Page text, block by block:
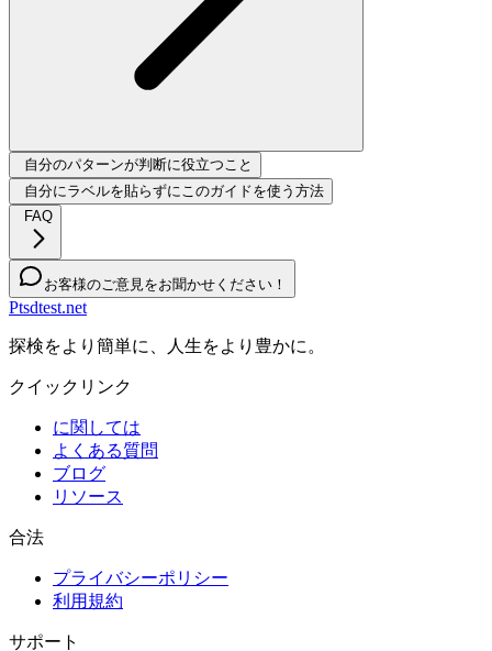
自分のパターンが判断に役立つこと
自分にラベルを貼らずにこのガイドを使う方法
FAQ
お客様のご意見をお聞かせください！
Ptsdtest.net
探検をより簡単に、人生をより豊かに。
クイックリンク
に関しては
よくある質問
ブログ
リソース
合法
プライバシーポリシー
利用規約
サポート